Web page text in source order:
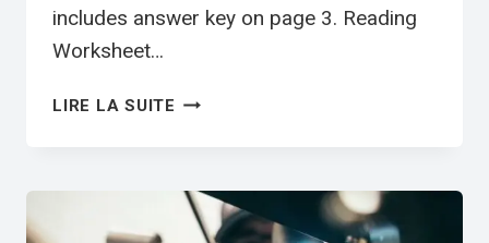
includes answer key on page 3. Reading
Worksheet…
LIRE LA SUITE ABORIGINAL
ELEMENTARY